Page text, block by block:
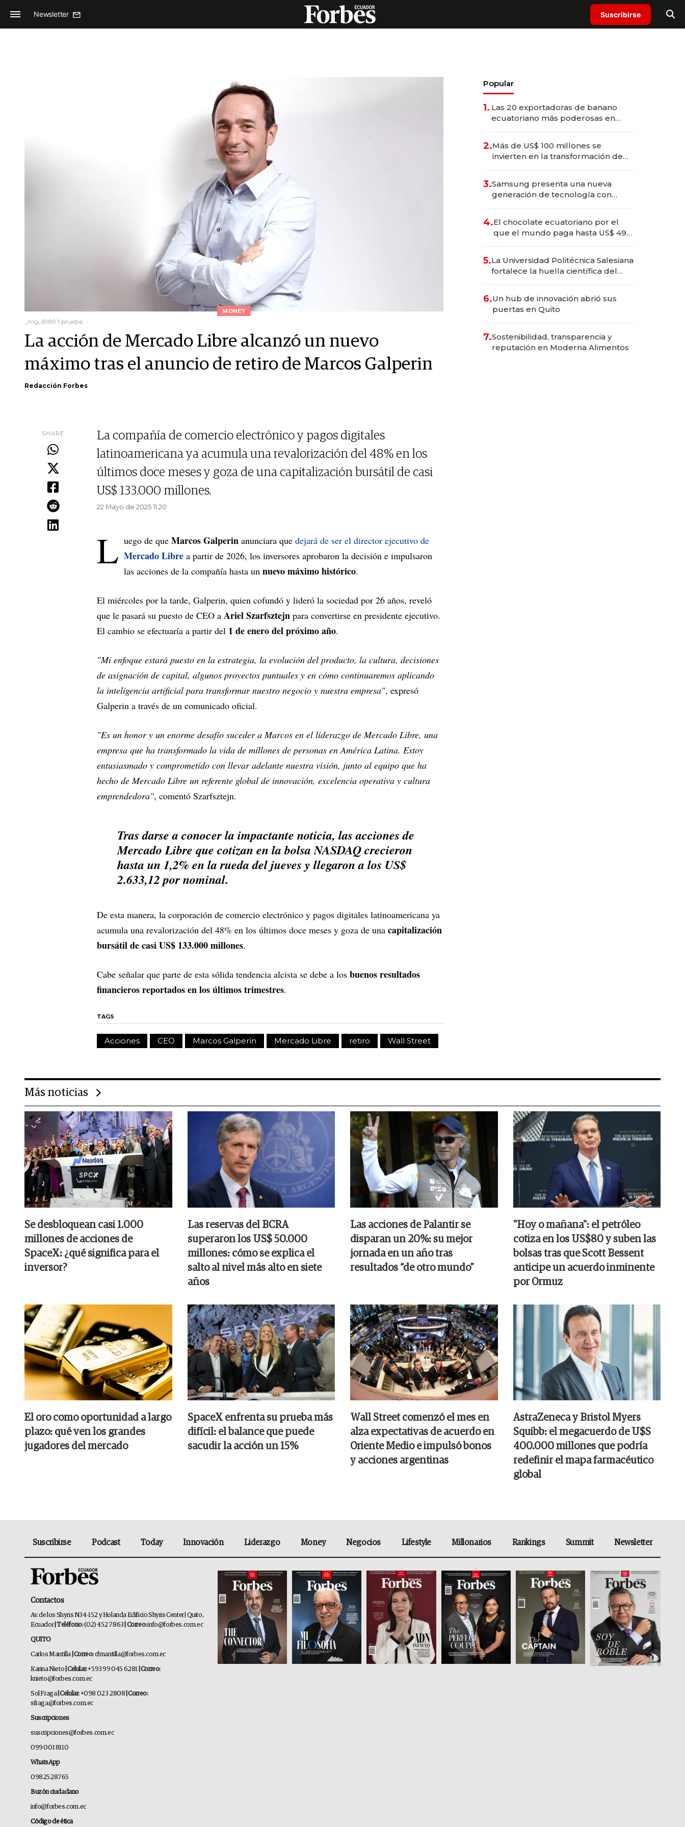
Newsletter Suscribirse
MONEY
_mg_6989 1 prueba
La acción de Mercado Libre alcanzó un nuevo
máximo tras el anuncio de retiro de Marcos Galperin
Redacción Forbes
SHARE
La compañía de comercio electrónico y pagos digitales
latinoamericana ya acumula una revalorización del 48% en los
últimos doce meses y goza de una capitalización bursátil de casi
US$ 133.000 millones.
22 Mayo de 2025 11.20
L uego de que Marcos Galperin anunciara que dejará de ser el director ejecutivo de
Mercado Libre a partir de 2026, los inversores aprobaron la decisión e impulsaron
las acciones de la compañía hasta un nuevo máximo histórico.
El miércoles por la tarde, Galperin, quien cofundó y lideró la sociedad por 26 años, reveló
que le pasará su puesto de CEO a Ariel Szarfsztejn para convertirse en presidente ejecutivo.
El cambio se efectuaría a partir del 1 de enero del próximo año.
"Mi enfoque estará puesto en la estrategia, la evolución del producto, la cultura, decisiones
de asignación de capital, algunos proyectos puntuales y en cómo continuaremos aplicando
la inteligencia artificial para transformar nuestro negocio y nuestra empresa", expresó
Galperin a través de un comunicado oficial.
"Es un honor y un enorme desafío suceder a Marcos en el liderazgo de Mercado Libre, una
empresa que ha transformado la vida de millones de personas en América Latina. Estoy
entusiasmado y comprometido con llevar adelante nuestra visión, junto al equipo que ha
hecho de Mercado Libre un referente global de innovación, excelencia operativa y cultura
emprendedora", comentó Szarfsztejn.
Tras darse a conocer la impactante noticia, las acciones de
Mercado Libre que cotizan en la bolsa NASDAQ crecieron
hasta un 1,2% en la rueda del jueves y llegaron a los US$
2.633,12 por nominal.
De esta manera, la corporación de comercio electrónico y pagos digitales latinoamericana ya
acumula una revalorización del 48% en los últimos doce meses y goza de una capitalización
bursátil de casi US$ 133.000 millones.
Cabe señalar que parte de esta sólida tendencia alcista se debe a los buenos resultados
financieros reportados en los últimos trimestres.
TAGS
Acciones CEO Marcos Galperín Mercado Libre retiro Wall Street
Popular
1. Las 20 exportadoras de banano
ecuatoriano más poderosas en
2.Más de US$ 100 millones se
invierten en la transformación de
3.Samsung presenta una nueva
generación de tecnología con
4.El chocolate ecuatoriano por el
que el mundo paga hasta US$ 490
5.La Universidad Politécnica Salesiana
fortalece la huella científica del
6.Un hub de innovación abrió sus
puertas en Quito
7.Sostenibilidad, transparencia y
reputación en Moderna Alimentos
Más noticias
Se desbloquean casi 1.000
millones de acciones de
SpaceX: ¿qué significa para el
inversor?
Las reservas del BCRA
superaron los US$ 50.000
millones: cómo se explica el
salto al nivel más alto en siete
años
Las acciones de Palantir se
disparan un 20%: su mejor
jornada en un año tras
resultados “de otro mundo”
"Hoy o mañana": el petróleo
cotiza en los US$80 y suben las
bolsas tras que Scott Bessent
anticipe un acuerdo inminente
por Ormuz
El oro como oportunidad a largo
plazo: qué ven los grandes
jugadores del mercado
SpaceX enfrenta su prueba más
difícil: el balance que puede
sacudir la acción un 15%
Wall Street comenzó el mes en
alza expectativas de acuerdo en
Oriente Medio e impulsó bonos
y acciones argentinas
AstraZeneca y Bristol Myers
Squibb: el megacuerdo de U$S
400.000 millones que podría
redefinir el mapa farmacéutico
global
Suscribirse Podcast Today Innovación Liderazgo Money Negocios Lifestyle Millonarios Rankings Summit Newsletter
Contactos
Av. de los Shyris N34-152 y Holanda Edificio Shyris Center | Quito,
Ecuador | Teléfono:(02) 452 7863 | Correo:info@forbes.com.ec
QUITO
Carlos Mantilla | Correo:cfmantilla@forbes.com.ec
Karina Nieto | Celular:+593 99 045 6281 | Correo:
knieto@forbes.com.ec
Sol Fraga| Celular:+098 023 2808 | Correo:
sfraga@forbes.com.ec
Suscripciones
suscripciones@forbes.com.ec
099 001 8110
WhatsApp
0982528765
Buzón ciudadano
info@forbes.com.ec
Código de ética